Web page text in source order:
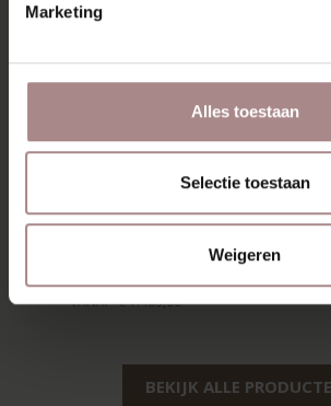
Marketing
Alles toestaan
Selectie toestaan
Weigeren
120 CM | EIKEN
VANAF€ 1.469,00
BEKIJK ALLE